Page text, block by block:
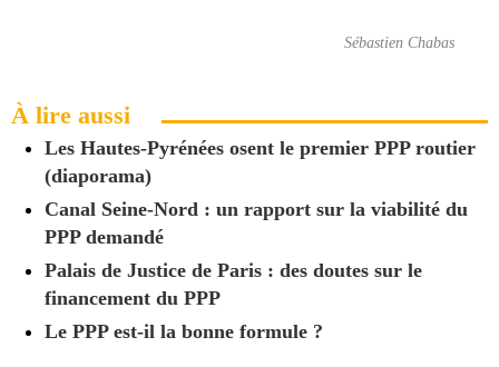
Sébastien Chabas
À lire aussi
Les Hautes-Pyrénées osent le premier PPP routier
(diaporama)
Canal Seine-Nord : un rapport sur la viabilité du
PPP demandé
Palais de Justice de Paris : des doutes sur le
financement du PPP
Le PPP est-il la bonne formule ?